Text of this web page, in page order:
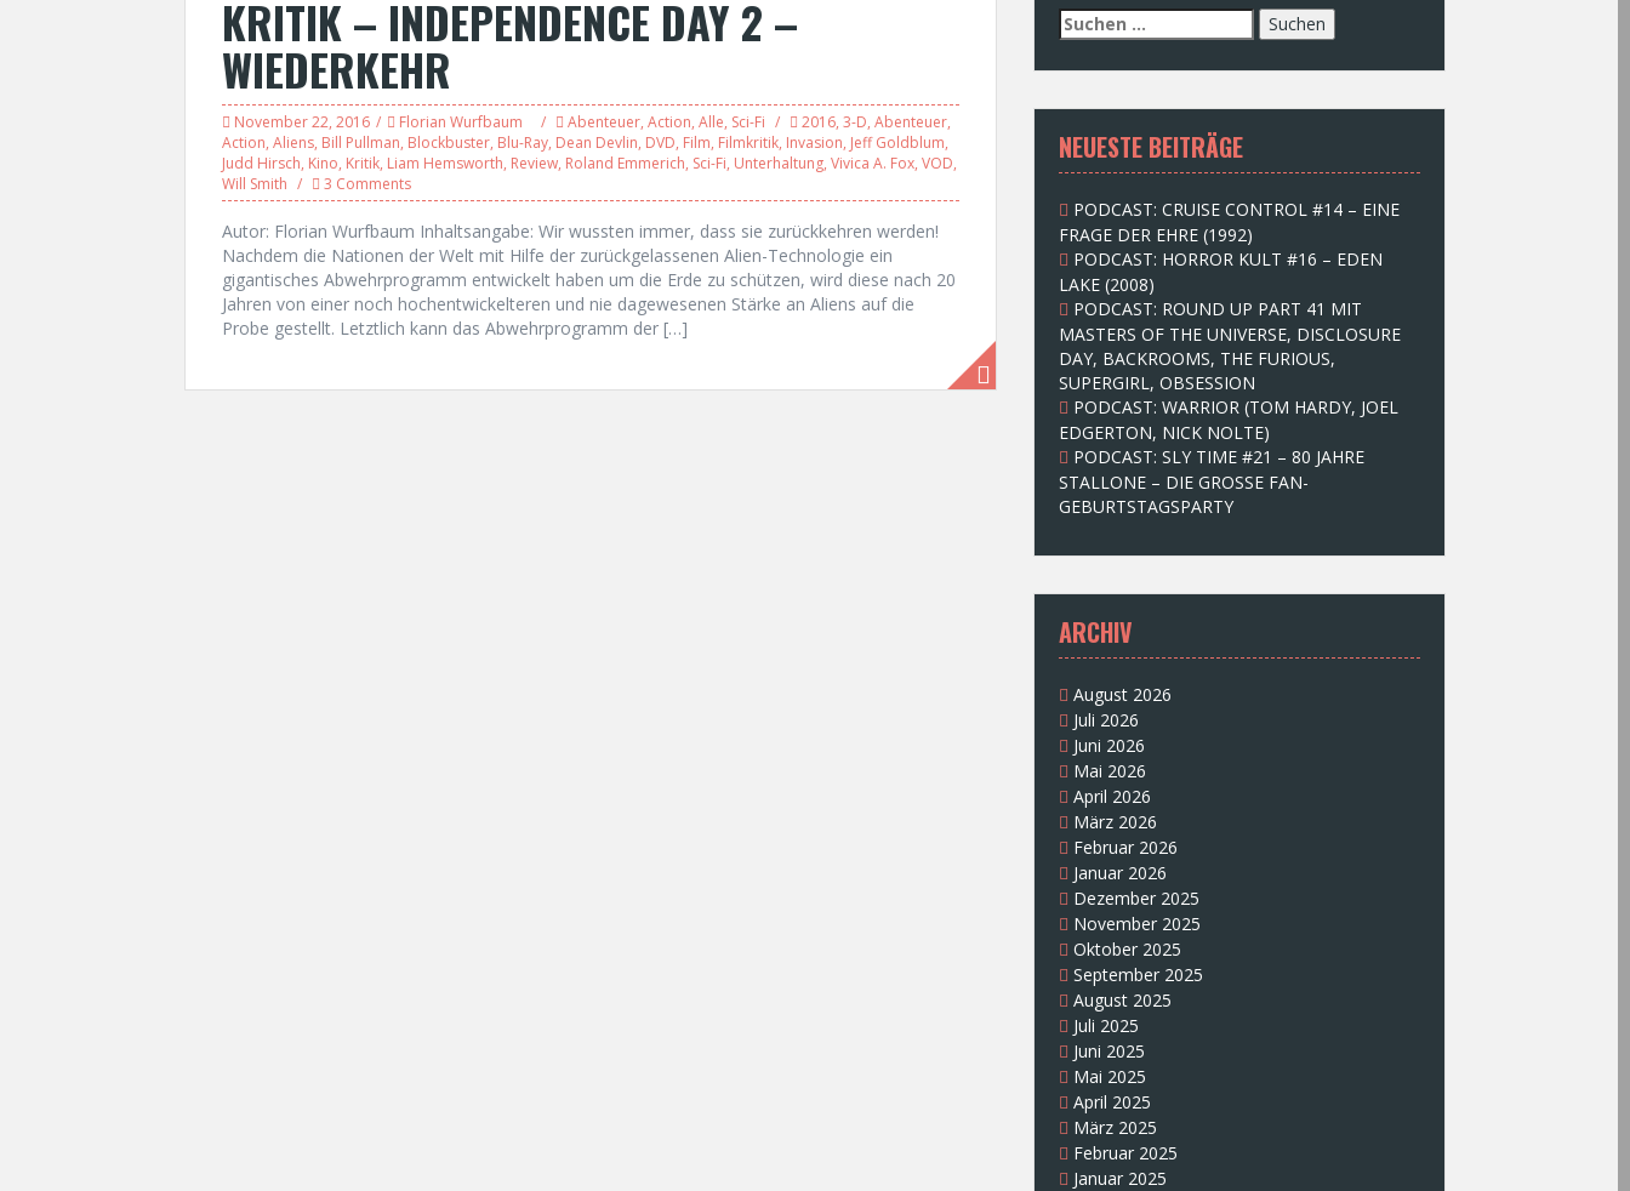
KRITIK – INDEPENDENCE DAY 2 –
WIEDERKEHR
November 22, 2016 Florian Wurfbaum Abenteuer, Action, Alle, Sci-Fi 2016, 3-D, Abenteuer,
Action, Aliens, Bill Pullman, Blockbuster, Blu-Ray, Dean Devlin, DVD, Film, Filmkritik, Invasion, Jeff Goldblum,
Judd Hirsch, Kino, Kritik, Liam Hemsworth, Review, Roland Emmerich, Sci-Fi, Unterhaltung, Vivica A. Fox, VOD,
Will Smith
3 Comments
Autor: Florian Wurfbaum Inhaltsangabe: Wir wussten immer, dass sie zurückkehren werden!
Nachdem die Nationen der Welt mit Hilfe der zurückgelassenen Alien-Technologie ein
gigantisches Abwehrprogramm entwickelt haben um die Erde zu schützen, wird diese nach 20
Jahren von einer noch hochentwickelteren und nie dagewesenen Stärke an Aliens auf die
Probe gestellt. Letztlich kann das Abwehrprogramm der […]
S
u
c
e
n
n
c
h
:
NEUESTE BEITRÄGE
PODCAST: CRUISE CONTROL #14 – EINE
FRAGE DER EHRE (1992)
PODCAST: HORROR KULT #16 – EDEN
LAKE (2008)
PODCAST: ROUND UP PART 41 MIT
MASTERS OF THE UNIVERSE, DISCLOSURE
DAY, BACKROOMS, THE FURIOUS,
SUPERGIRL, OBSESSION
PODCAST: WARRIOR (TOM HARDY, JOEL
EDGERTON, NICK NOLTE)
PODCAST: SLY TIME #21 – 80 JAHRE
STALLONE – DIE GROSSE FAN-
GEBURTSTAGSPARTY
ARCHIV
August 2026
Juli 2026
Juni 2026
Mai 2026
April 2026
März 2026
Februar 2026
Januar 2026
Dezember 2025
November 2025
Oktober 2025
September 2025
August 2025
Juli 2025
Juni 2025
Mai 2025
April 2025
März 2025
Februar 2025
Januar 2025